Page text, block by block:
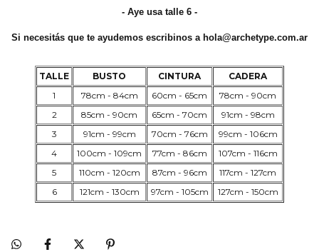
- Aye usa talle 6 -
Si necesitás que te ayudemos escribinos a hola@archetype.com.ar
TALLE BUSTO CINTURA
CADERA
1
78cm - 84cm 60cm - 65cm
78cm - 90cm
2
85cm - 90cm 65cm - 70cm
91cm - 98cm
3
91cm - 99cm 70cm - 76cm
99cm - 106cm
4
100cm - 109cm 77cm - 86cm
107cm - 116cm
5
110cm - 120cm 87cm - 96cm
117cm - 127cm
6
121cm - 130cm 97cm - 105cm 127cm - 150cm